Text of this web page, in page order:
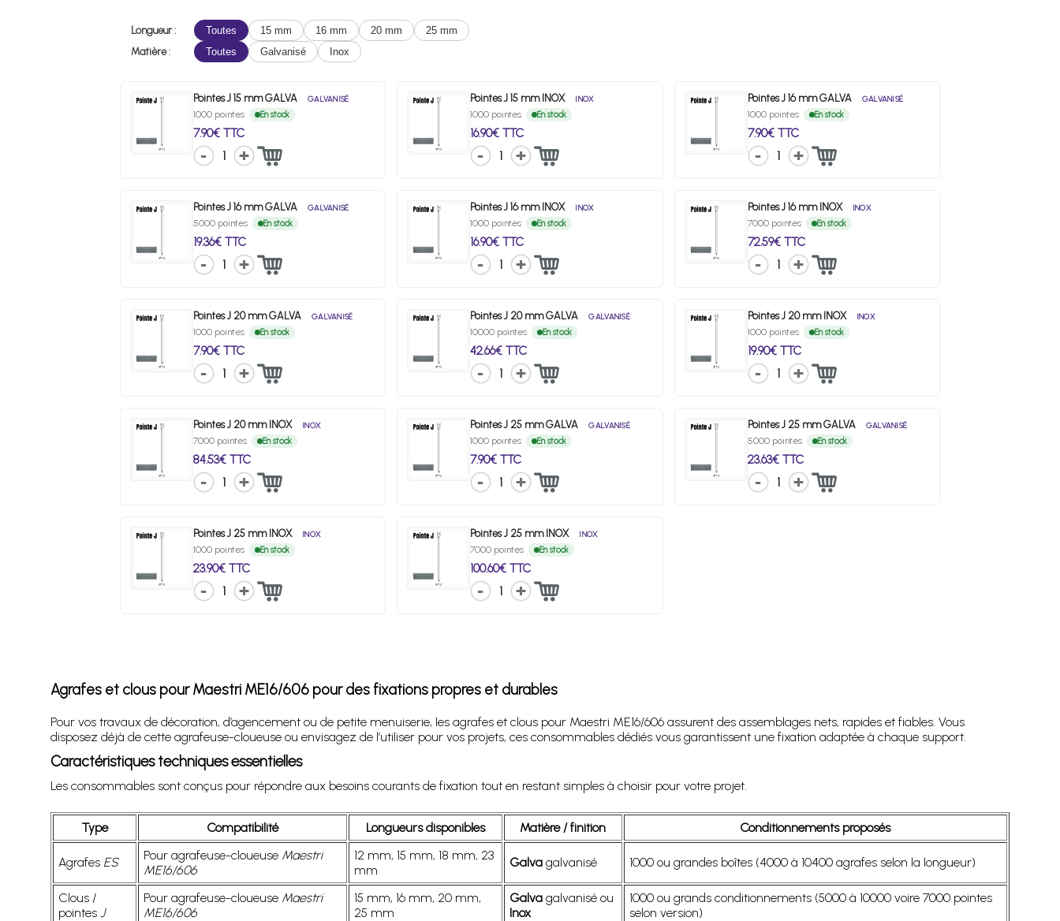
Longueur : Toutes 15 mm 16 mm 20 mm
25 mm
Matière :
Toutes Galvanisé Inox
Pointes J 15 mm GALVA GALVANISÉ
1000 pointes En stock
7.90€ TTC
1
Pointes J 15 mm INOX INOX
1000 pointes En stock
16.90€ TTC
1
Pointes J 16 mm GALVA GALVANISÉ
1000 pointes En stock
7.90€ TTC
1
Pointes J 16 mm GALVA GALVANISÉ
5000 pointes En stock
19.36€ TTC
1
Pointes J 16 mm INOX INOX
1000 pointes En stock
16.90€ TTC
1
Pointes J 16 mm INOX INOX
7000 pointes En stock
72.59€ TTC
1
Pointes J 20 mm GALVA GALVANISÉ
1000 pointes En stock
7.90€ TTC
1
Pointes J 20 mm GALVA GALVANISÉ
10000 pointes En stock
42.66€ TTC
1
Pointes J 20 mm INOX INOX
1000 pointes En stock
19.90€ TTC
1
Pointes J 20 mm INOX INOX
7000 pointes En stock
84.53€ TTC
1
Pointes J 25 mm GALVA GALVANISÉ
1000 pointes En stock
7.90€ TTC
1
Pointes J 25 mm GALVA GALVANISÉ
5000 pointes En stock
23.63€ TTC
1
Pointes J 25 mm INOX INOX
1000 pointes En stock
23.90€ TTC
1
Pointes J 25 mm INOX INOX
7000 pointes En stock
100.60€ TTC
1
Agrafes et clous pour Maestri ME16/606 pour des fixations propres et durables
Pour vos travaux de décoration, d’agencement ou de petite menuiserie, les agrafes et clous pour Maestri ME16/606 assurent des assemblages nets, rapides et fiables. Vous
disposez déjà de cette agrafeuse-cloueuse ou envisagez de l’utiliser pour vos projets, ces consommables dédiés vous garantissent une fixation adaptée à chaque support.
Caractéristiques techniques essentielles
Les consommables sont conçus pour répondre aux besoins courants de fixation tout en restant simples à choisir pour votre projet.
Type Compatibilité Longueurs disponibles Matière / finition Conditionnements proposés
Agrafes ES Pour agrafeuse-cloueuse Maestri
ME16/606
12 mm, 15 mm, 18 mm, 23
mm
Galvagalvanisé 1000 ou grandes boîtes (4000 à 10400 agrafes selon la longueur)
Clous /
pointes J
Pour agrafeuse-cloueuse Maestri
ME16/606
15 mm, 16 mm, 20 mm,
25 mm
Galvagalvanisé ou
Inox
1000 ou grands conditionnements (5000 à 10000 voire 7000 pointes
selon version)